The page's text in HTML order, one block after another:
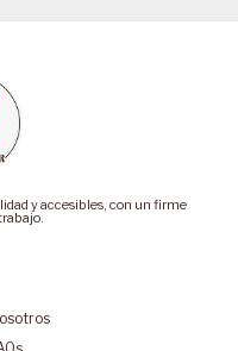
y accesibles, con un firme